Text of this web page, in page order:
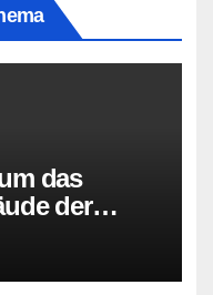
das
der